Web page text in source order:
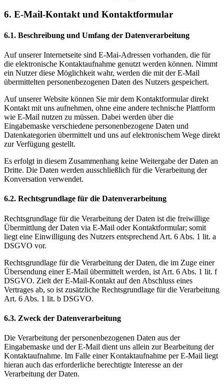
6. E-Mail-Kontakt und Kontaktformular
6.1. Beschreibung und Umfang der Datenverarbeitung
Auf unserer Internetseite sind E-Mai-Adressen vorhanden, die für
die elektronische Kontaktaufnahme genutzt werden können. Nimmt
ein Nutzer diese Möglichkeit wahr, werden die mit der E-Mail
übermittelten personenbezogenen Daten des Nutzers gespeichert.
Auf unserer Website können Sie mir dem Kontaktformular direkt
Kontakt mit uns aufnehmen, ohne eine andere technische Plattform
wie E-Mail nutzen zu müssen. Dabei werden über die
Eingabemaske verschiedene personenbezogene Daten und
Datenkategorien übermittelt und uns auf elektronischem Wege direkt
zur Verfügung gestellt.
Es erfolgt in diesem Zusammenhang keine Weitergabe der Daten an
Dritte. Die Daten werden ausschließlich für die Verarbeitung der
Konversation verwendet.
6.2. Rechtsgrundlage für die Datenverarbeitung
Rechtsgrundlage für die Verarbeitung der Daten ist die freiwillige
Übermittlung der Daten via E-Mail oder Kontaktformular; somit
liegt eine Einwilligung des Nutzers entsprechend Art. 6 Abs. 1 lit. a
DSGVO vor.
Rechtsgrundlage für die Verarbeitung der Daten, die im Zuge einer
Übersendung einer E-Mail übermittelt werden, ist Art. 6 Abs. 1 lit. f
DSGVO. Zielt der E-Mail-Kontakt auf den Abschluss eines
Vertrages ab, so ist zusätzliche Rechtsgrundlage für die Verarbeitung
Art. 6 Abs. 1 lit. b DSGVO.
6.3. Zweck der Datenverarbeitung
Die Verarbeitung der personenbezogenen Daten aus der
Eingabemaske und der E-Mail dient uns allein zur Bearbeitung der
Kontaktaufnahme. Im Falle einer Kontaktaufnahme per E-Mail liegt
hieran auch das erforderliche berechtigte Interesse an der
Verarbeitung der Daten.